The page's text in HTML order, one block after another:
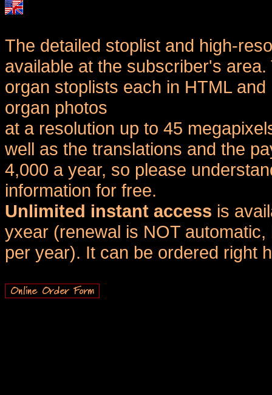
The detailed stoplist and high-
available at the subscriber's
organ stoplists each in HTML
organ photos
at a resolution up to 45
well as the translations and the
4,000 a year, so please
information for free.
Unlimited instant access is
yxear (renewal is NOT
per year). It can be ordered right